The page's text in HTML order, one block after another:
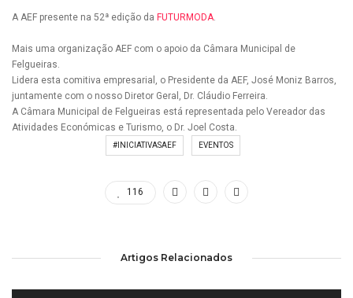
A AEF presente na 52ª edição da FUTURMODA.
Mais uma organização AEF com o apoio da Câmara Municipal de
Felgueiras.
Lidera esta comitiva empresarial, o Presidente da AEF, José Moniz Barros,
juntamente com o nosso Diretor Geral, Dr. Cláudio Ferreira.
A Câmara Municipal de Felgueiras está representada pelo Vereador das
Atividades Económicas e Turismo, o Dr. Joel Costa.
#INICIATIVASAEF EVENTOS
116
Artigos Relacionados